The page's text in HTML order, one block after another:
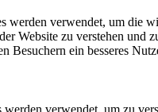
werden verwendet, um die
Website zu verstehen und
Besuchern ein besseres
verwendet, um zu